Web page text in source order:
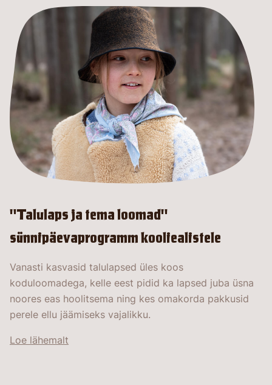
"Talulaps ja tema loomad"
sünnipäevaprogramm kooliealistele
Vanasti kasvasid talulapsed üles koos
koduloomadega, kelle eest pidid ka lapsed juba üsna
noores eas hoolitsema ning kes omakorda pakkusid
perele ellu jäämiseks vajalikku.
Loe lähemalt